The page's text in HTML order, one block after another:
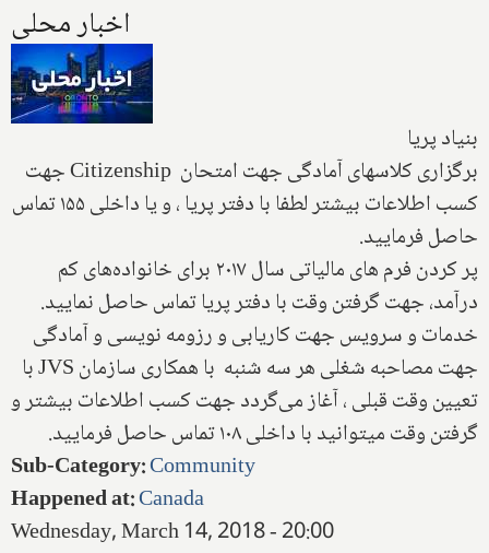
اخبار محلی
بنیاد پریا
برگزاری کلاسهای آمادگی جهت امتحان Citizenship جهت
کسب اطلاعات بیشتر لطفا با دفتر پریا ، و یا داخلی ۱۵۵ تماس
حاصل فرمایید.
پر کردن فرم های مالیاتی سال ۲۰۱۷ برای خانواده‌های کم
درآمد، جهت گرفتن وقت با دفتر پریا تماس حاصل نمایید.
خدمات و سرویس جهت کاریابی و رزومه نویسی و آمادگی
جهت مصاحبه شغلی هر سه شنبه با همکاری سازمان JVS با
تعیین وقت قبلی ، آغاز می‌گردد جهت کسب اطلاعات بیشتر و
گرفتن وقت میتوانید با داخلی ۱۰۸ تماس حاصل فرمایید.
Sub-Category:Community
Happened at:Canada
Wednesday, March 14, 2018 - 20:00